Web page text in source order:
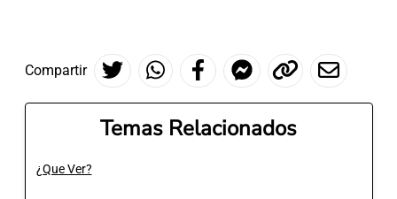
Compartir
Temas Relacionados
¿Que Ver?